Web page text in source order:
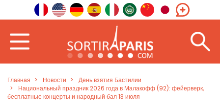
Главная Новости
День взятия Бастилии
Национальный праздник 2026 года в Малакофф (92): фейерверк,
бесплатные концерты и народный бал 13 июля